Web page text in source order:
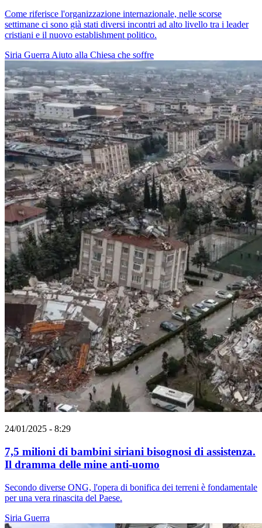
Come riferisce l'organizzazione internazionale, nelle scorse
settimane ci sono già stati diversi incontri ad alto livello tra i leader
cristiani e il nuovo establishment politico.
Siria GuerraAiuto alla Chiesa che soffre
24/01/2025 - 8:29
7,5 milioni di bambini siriani bisognosi di assistenza.
Il dramma delle mine anti-uomo
Secondo diverse ONG, l'opera di bonifica dei terreni è fondamentale
per una vera rinascita del Paese.
Siria Guerra